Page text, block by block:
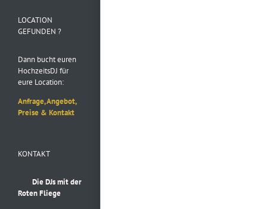
LOCATION
GEFUNDEN ?
Dann bucht euren
HochzeitsDJ für
eure Location:
Anfrage, Angebot,
Preise & Kontakt
KONTAKT
Die DJs mit der
Roten Fliege